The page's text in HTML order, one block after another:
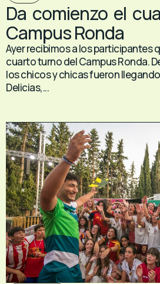
Da comienzo el
Campus Ronda
Ayer recibimos a los participantes
cuarto turno del Campus Ronda.
los chicos y chicas fueron
Delicias,...